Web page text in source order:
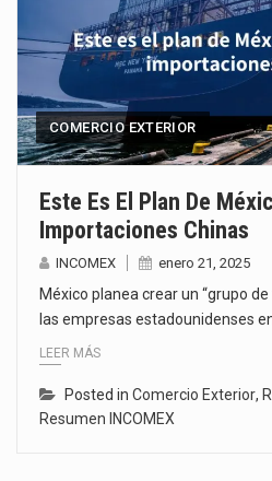
COMERCIO EXTERIOR
Este Es El Plan De
Importaciones Chinas
INCOMEX enero 21, 2025
México planea crear un “grupo
las empresas estadounidenses
LEER MÁS
Posted in Comercio Exterior,
Resumen INCOMEX